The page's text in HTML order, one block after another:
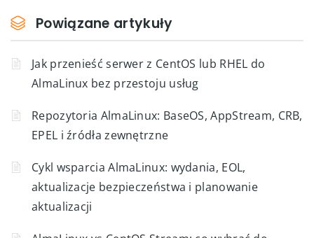
Powiązane artykuły
Jak przenieść serwer z CentOS lub RHEL do
AlmaLinux bez przestoju usług
Repozytoria AlmaLinux: BaseOS, AppStream, CRB,
EPEL i źródła zewnętrzne
Cykl wsparcia AlmaLinux: wydania, EOL,
aktualizacje bezpieczeństwa i planowanie
aktualizacji